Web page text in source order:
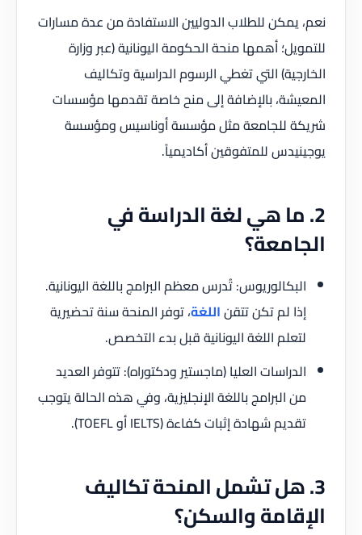
نعم، يمكن للطلاب الدوليين الاستفادة من عدة مسارات
للتمويل؛ أهمها منحة الحكومة اليونانية (عبر وزارة
الخارجية) التي تغطي الرسوم الدراسية وتكاليف
المعيشة، بالإضافة إلى منح خاصة تقدمها مؤسسات
شريكة للجامعة مثل مؤسسة أوناسيس ومؤسسة
يوجينيدس للمتفوقين أكاديمياً.
2. ما هي لغة الدراسة في
الجامعة؟
البكالوريوس: تُدرس معظم البرامج باللغة اليونانية.
إذا لم تكن تتقناللغة، توفر المنحة سنة تحضيرية
لتعلم اللغة اليونانية قبل بدء التخصص.
الدراسات العليا (ماجستير ودكتوراه): تتوفر العديد
من البرامج باللغة الإنجليزية، وفي هذه الحالة يتوجب
تقديم شهادة إثبات كفاءة (IELTS أو TOEFL).
3. هل تشمل المنحة تكاليف
الإقامة والسكن؟